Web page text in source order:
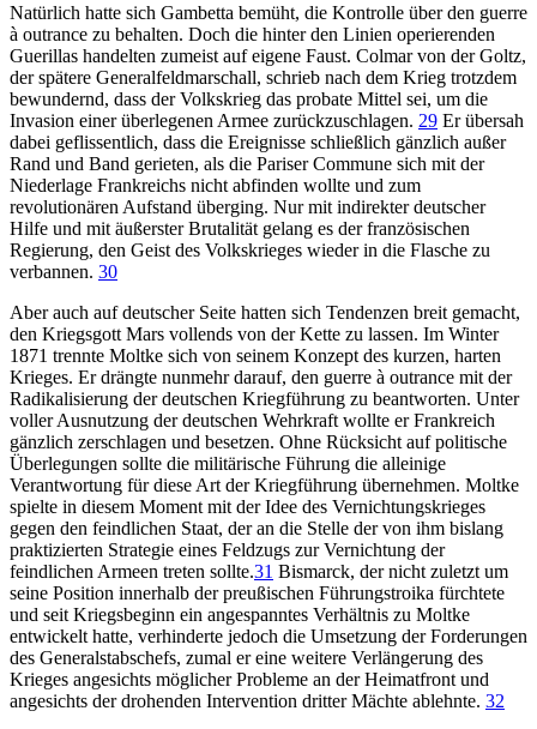
Natürlich hatte sich Gambetta bemüht, die Kontrolle über den guerre
à outrance zu behalten. Doch die hinter den Linien operierenden
Guerillas handelten zumeist auf eigene Faust. Colmar von der Goltz,
der spätere Generalfeldmarschall, schrieb nach dem Krieg trotzdem
bewundernd, dass der Volkskrieg das probate Mittel sei, um die
Invasion einer überlegenen Armee zurückzuschlagen. 29 Er übersah
dabei geflissentlich, dass die Ereignisse schließlich gänzlich außer
Rand und Band gerieten, als die Pariser Commune sich mit der
Niederlage Frankreichs nicht abfinden wollte und zum
revolutionären Aufstand überging. Nur mit indirekter deutscher
Hilfe und mit äußerster Brutalität gelang es der französischen
Regierung, den Geist des Volkskrieges wieder in die Flasche zu
verbannen. 30
Aber auch auf deutscher Seite hatten sich Tendenzen breit gemacht,
den Kriegsgott Mars vollends von der Kette zu lassen. Im Winter
1871 trennte Moltke sich von seinem Konzept des kurzen, harten
Krieges. Er drängte nunmehr darauf, den guerre à outrance mit der
Radikalisierung der deutschen Kriegführung zu beantworten. Unter
voller Ausnutzung der deutschen Wehrkraft wollte er Frankreich
gänzlich zerschlagen und besetzen. Ohne Rücksicht auf politische
Überlegungen sollte die militärische Führung die alleinige
Verantwortung für diese Art der Kriegführung übernehmen. Moltke
spielte in diesem Moment mit der Idee des Vernichtungskrieges
gegen den feindlichen Staat, der an die Stelle der von ihm bislang
praktizierten Strategie eines Feldzugs zur Vernichtung der
feindlichen Armeen treten sollte.31 Bismarck, der nicht zuletzt um
seine Position innerhalb der preußischen Führungstroika fürchtete
und seit Kriegsbeginn ein angespanntes Verhältnis zu Moltke
entwickelt hatte, verhinderte jedoch die Umsetzung der Forderungen
des Generalstabschefs, zumal er eine weitere Verlängerung des
Krieges angesichts möglicher Probleme an der Heimatfront und
angesichts der drohenden Intervention dritter Mächte ablehnte. 32